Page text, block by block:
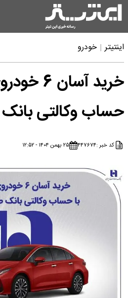
اینتیتر خودرو
خرید
حساب وکالتی بانک
کد خبر :۴۴۷۶۷۴ ۲۵ بهمن ۱۴۰۴ - ۱۲:۵۲